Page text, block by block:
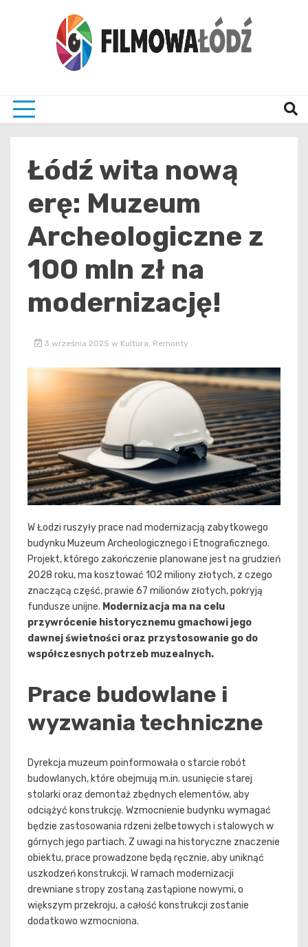
Łódź wita nową
erę: Muzeum
Archeologiczne z
100 mln zł na
modernizację!
3 września 2025 w Kultura Remonty
W Łodzi ruszyły prace nad modernizacją zabytkowego
budynku Muzeum Archeologicznego i Etnograficznego.
Projekt, którego zakończenie planowane jest na grudzień
2028 roku, ma kosztować 102 miliony złotych, z czego
znaczącą część, prawie 67 milionów złotych, pokryją
fundusze unijne. Modernizacja ma na celu
przywrócenie historycznemu gmachowi jego
dawnej świetności oraz przystosowanie go do
współczesnych potrzeb muzealnych.
Prace budowlane i
wyzwania techniczne
Dyrekcja muzeum poinformowała o starcie robót
budowlanych, które obejmują m.in. usunięcie starej
stolarki oraz demontaż zbędnych elementów, aby
odciążyć konstrukcję. Wzmocnienie budynku wymagać
będzie zastosowania rdzeni żelbetowych i stalowych w
górnych jego partiach. Z uwagi na historyczne znaczenie
obiektu, prace prowadzone będą ręcznie, aby uniknąć
uszkodzeń konstrukcji. W ramach modernizacji
drewniane stropy zostaną zastąpione nowymi, o
większym przekroju, a całość konstrukcji zostanie
dodatkowo wzmocniona.